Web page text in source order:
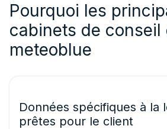
Pourquoi les
cabinets de
meteoblue
Données spécifiques à la
prêtes pour le client